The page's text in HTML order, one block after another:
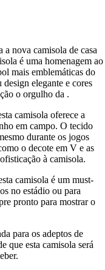
nova camisola de casa
é uma homenagem ao
mais emblemáticas do
elegante e cores
o orgulho da .
camisola oferece a
em campo. O tecido
durante os jogos
o decote em V e as
à camisola.
camisola é um must-
no estádio ou para
pronto para mostrar o
para os adeptos de
que esta camisola será